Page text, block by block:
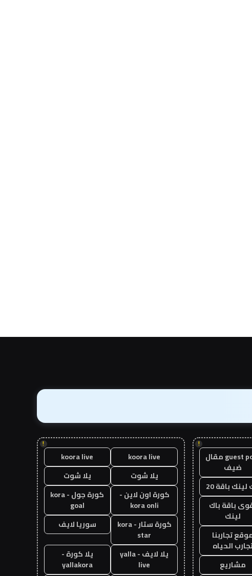
!
guest post مقال
ضيف
لينك باقة 20
باقة باك
لينك
تجاربنا
الحياه
مشاريع
!
koora live
koora live
يلا شوت
يلا شوت
كورة اون لاين -
kora onli
كورة جول - kora
goal
كورة ستار - kora
star
سوريا لايف
يلا لايف - yalla
live
يلا كورة -
yallakora